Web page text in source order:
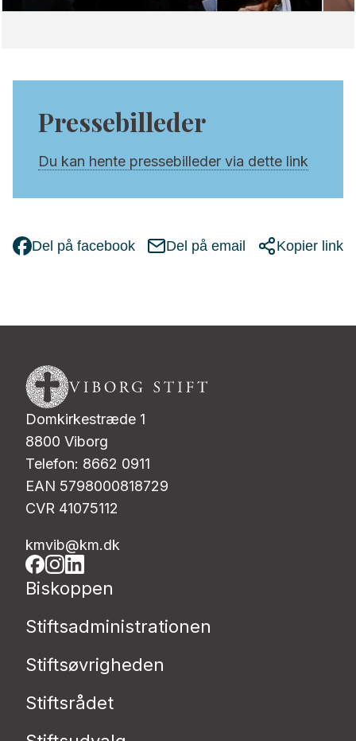
Pressebilleder
Du kan hente pressebilleder via dette link
Del på facebook Del på email Kopier link
Domkirkestræde 1
8800 Viborg
Telefon: 8662 0911
EAN 5798000818729
CVR 41075112
kmvib@km.dk
Biskoppen
Stiftsadministrationen
Stiftsøvrigheden
Stiftsrådet